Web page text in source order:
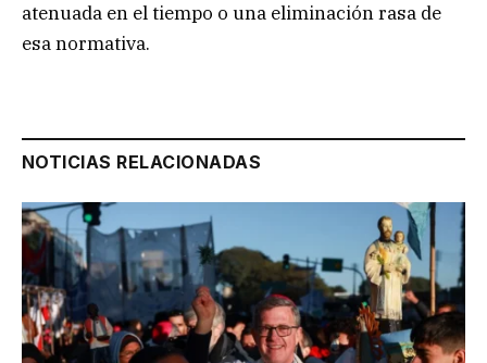
atenuada en el tiempo o una eliminación rasa de
esa normativa.
NOTICIAS RELACIONADAS